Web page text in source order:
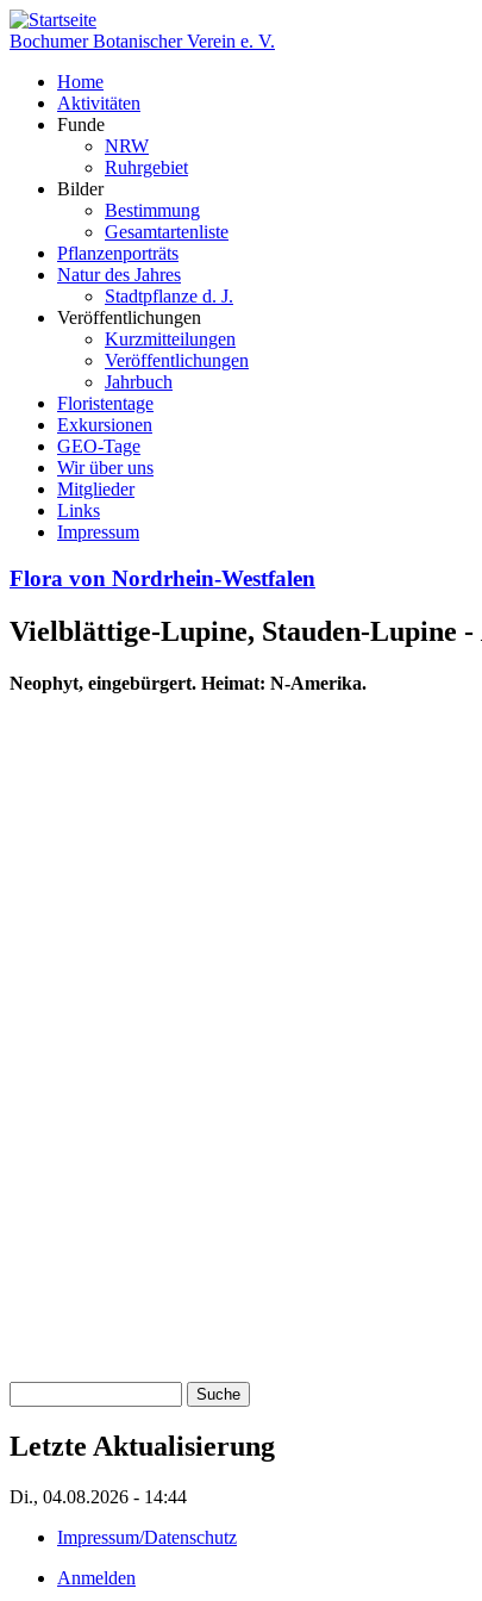
Direkt
zum
Bochumer Botanischer Verein e. V.
Hauptnavigation
Home
Aktivitäten
Funde
NRW
Ruhrgebiet
Bilder
Bestimmung
Gesamtartenliste
Pflanzenporträts
Natur des Jahres
Stadtpflanze d. J.
Veröffentlichungen
Kurzmitteilungen
Veröffentlichungen
Jahrbuch
Floristentage
Exkursionen
GEO-Tage
Wir über uns
Mitglieder
Links
Impressum
Flora von Nordrhein-Westfalen
Vielblättige-Lupine, Stauden-Lupine -
Neophyt, eingebürgert. Heimat: N-Amerika.
Letzte Aktualisierung
Di., 04.08.2026 - 14:44
Fußzeilenmenü
Impressum/Datenschutz
Anmelden